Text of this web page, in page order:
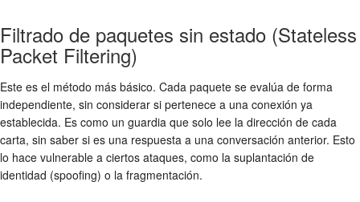
Filtrado de paquetes sin estado (Stateless
Packet Filtering)
Este es el método más básico. Cada paquete se evalúa de forma
independiente, sin considerar si pertenece a una conexión ya
establecida. Es como un guardia que solo lee la dirección de cada
carta, sin saber si es una respuesta a una conversación anterior. Esto
lo hace vulnerable a ciertos ataques, como la suplantación de
identidad (spoofing) o la fragmentación.